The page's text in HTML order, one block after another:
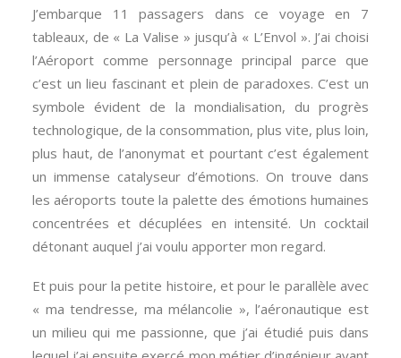
J’embarque 11 passagers dans ce voyage en 7
tableaux, de « La Valise » jusqu’à « L’Envol ». J’ai choisi
l’Aéroport comme personnage principal parce que
c’est un lieu fascinant et plein de paradoxes. C’est un
symbole évident de la mondialisation, du progrès
technologique, de la consommation, plus vite, plus loin,
plus haut, de l’anonymat et pourtant c’est également
un immense catalyseur d’émotions. On trouve dans
les aéroports toute la palette des émotions humaines
concentrées et décuplées en intensité. Un cocktail
détonant auquel j’ai voulu apporter mon regard.
Et puis pour la petite histoire, et pour le parallèle avec
« ma tendresse, ma mélancolie », l’aéronautique est
un milieu qui me passionne, que j’ai étudié puis dans